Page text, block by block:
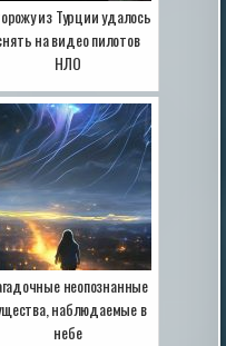
из Турции удалось
на видео пилотов
НЛО
неопознанные
наблюдаемые в
небе